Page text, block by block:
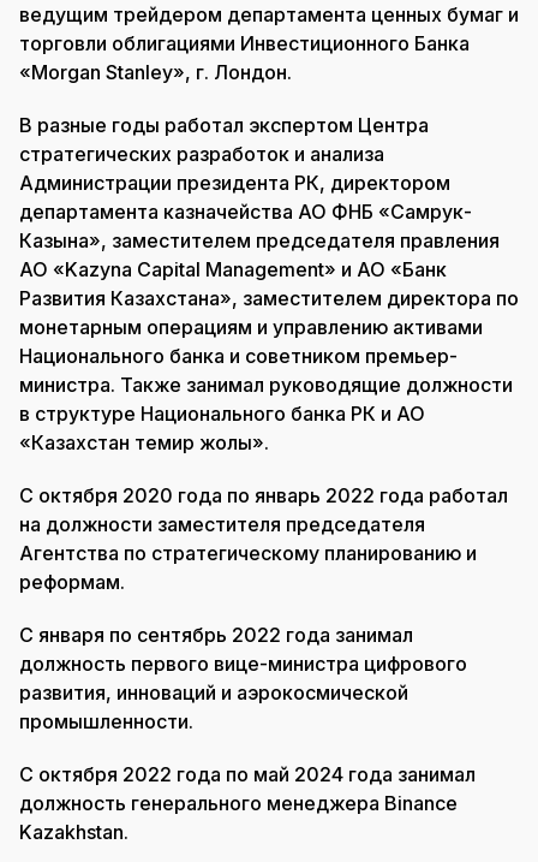
ведущим трейдером департамента ценных бумаг и
торговли облигациями Инвестиционного Банка
«Morgan Stanley», г. Лондон.
В разные годы работал экспертом Центра
стратегических разработок и анализа
Администрации президента РК, директором
департамента казначейства АО ФНБ «Самрук-
Казына», заместителем председателя правления
АО «Kazyna Capital Management» и АО «Банк
Развития Казахстана», заместителем директора по
монетарным операциям и управлению активами
Национального банка и советником премьер-
министра. Также занимал руководящие должности
в структуре Национального банка РК и АО
«Казахстан темир жолы».
С октября 2020 года по январь 2022 года работал
на должности заместителя председателя
Агентства по стратегическому планированию и
реформам.
С января по сентябрь 2022 года занимал
должность первого вице-министра цифрового
развития, инноваций и аэрокосмической
промышленности.
С октября 2022 года по май 2024 года занимал
должность генерального менеджера Binance
Kazakhstan.